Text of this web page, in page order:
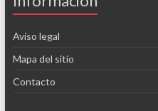
Aviso legal
Mapa del sitio
Contacto